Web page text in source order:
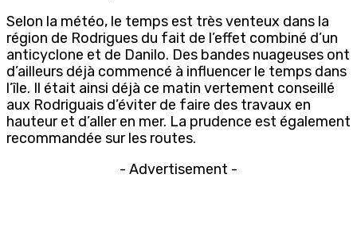
Selon la météo, le temps est très venteux dans la
région de Rodrigues du fait de l’effet combiné d’un
anticyclone et de Danilo. Des bandes nuageuses ont
d’ailleurs déjà commencé à influencer le temps dans
l’île. Il était ainsi déjà ce matin vertement conseillé
aux Rodriguais d’éviter de faire des travaux en
hauteur et d’aller en mer. La prudence est également
recommandée sur les routes.
- Advertisement -